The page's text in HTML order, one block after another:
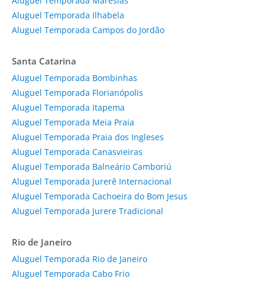
Aluguel Temporada Ilhabela
Aluguel Temporada Campos do Jordão
Santa Catarina
Aluguel Temporada Bombinhas
Aluguel Temporada Florianópolis
Aluguel Temporada Itapema
Aluguel Temporada Meia Praia
Aluguel Temporada Praia dos Ingleses
Aluguel Temporada Canasvieiras
Aluguel Temporada Balneário Camboriú
Aluguel Temporada Jurerê Internacional
Aluguel Temporada Cachoeira do Bom Jesus
Aluguel Temporada Jurere Tradicional
Rio de Janeiro
Aluguel Temporada Rio de Janeiro
Aluguel Temporada Cabo Frio